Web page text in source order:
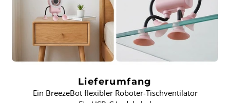
Lieferumfang
Ein BreezeBot flexibler Roboter-Tischventilator